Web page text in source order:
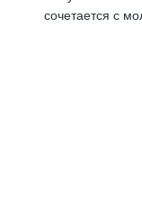
сочетается с